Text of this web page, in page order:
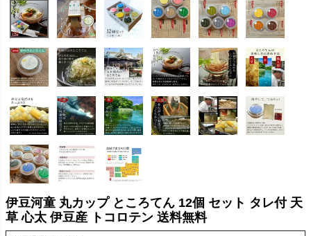
伊豆河童 丸カップ ところてん 12個 セット タレ付 天
草 心太 伊豆産 トコロテン 送料無料